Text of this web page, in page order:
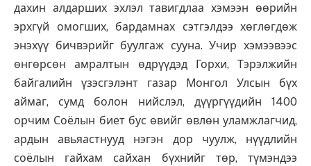
дахин алдарших эхлэл тавигдлаа хэмээн өөрийн
эрхгүй омогших, бардамнах сэтгэлдээ хөглөгдөж
энэхүү бичвэрийг буулгаж сууна. Учир хэмээвээс
өнгөрсөн амралтын өдрүүдэд Горхи, Тэрэлжийн
байгалийн үзэсгэлэнт газар Монгол Улсын бүх
аймаг, сумд болон нийслэл, дүүргүүдийн 1400
орчим Соёлын биет бус өвийг өвлөн уламжлагчид,
ардын авьяастнууд нэгэн дор чуулж, нүүдлийн
соёлын гайхам сайхан бүхнийг төр, түмэндээ